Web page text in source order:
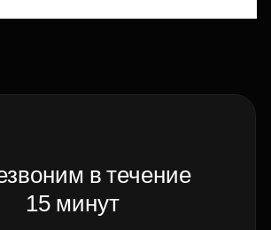
в течение
15 минут